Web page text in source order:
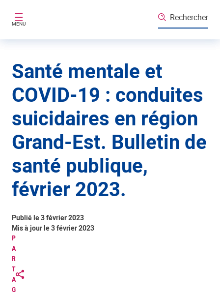
MENU
Rechercher
Santé mentale et
COVID-19 : conduites
suicidaires en région
Grand-Est. Bulletin de
santé publique,
février 2023.
P
A
R
T
A
G
Publié le 3 février 2023
Mis à jour le 3 février 2023